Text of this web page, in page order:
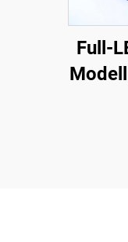
Full-
Modell